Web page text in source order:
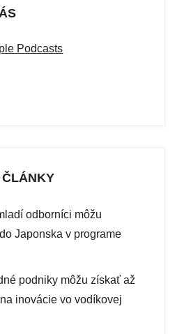
odborníci môžu
Japonska v programe
podniky môžu získať až
inovácie vo vodíkovej